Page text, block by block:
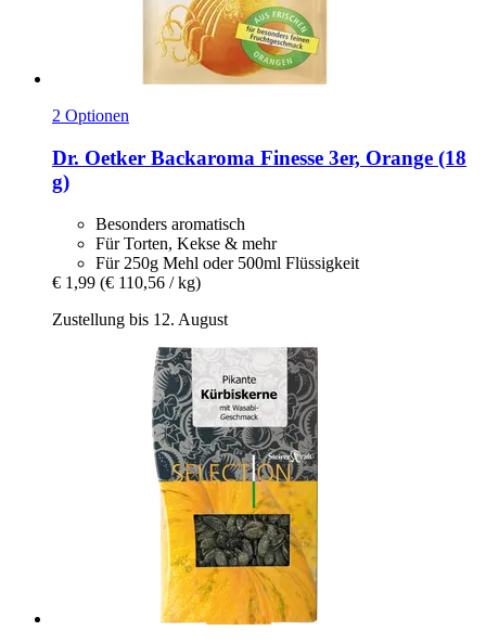
2 Optionen
Dr. Oetker Backaroma Finesse 3er, Orange (18
g)
Besonders aromatisch
Für Torten, Kekse & mehr
Für 250g Mehl oder 500ml Flüssigkeit
€ 1,99 (€ 110,56 / kg)
Zustellung bis 12. August